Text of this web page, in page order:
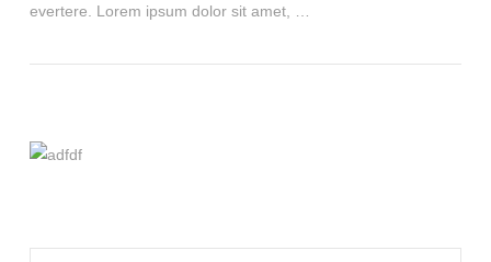
evertere. Lorem ipsum dolor sit amet, …